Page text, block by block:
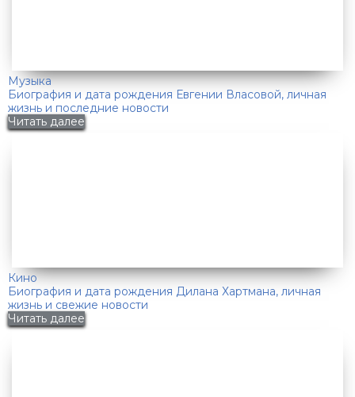
Музыка
Биография и дата рождения Евгении Власовой, личная
жизнь и последние новости
Читать далее
Кино
Биография и дата рождения Дилана Хартмана, личная
жизнь и свежие новости
Читать далее